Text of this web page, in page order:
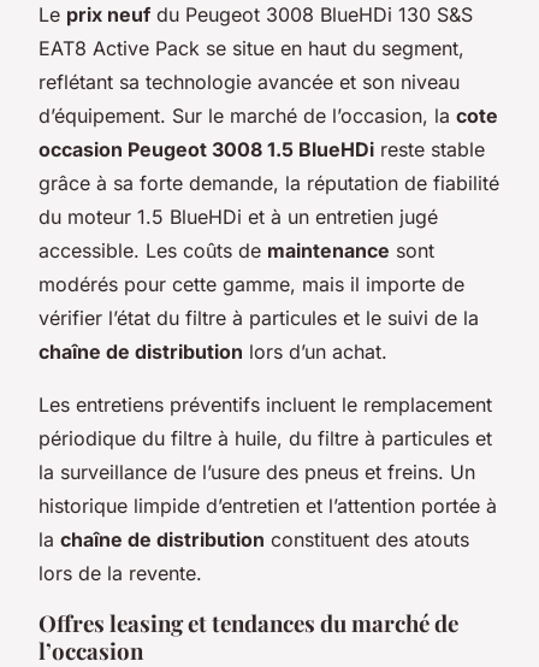
Le prix neuf du Peugeot 3008 BlueHDi 130 S&S
EAT8 Active Pack se situe en haut du segment,
reflétant sa technologie avancée et son niveau
d’équipement. Sur le marché de l’occasion, la cote
occasion Peugeot 3008 1.5 BlueHDi reste stable
grâce à sa forte demande, la réputation de fiabilité
du moteur 1.5 BlueHDi et à un entretien jugé
accessible. Les coûts de maintenance sont
modérés pour cette gamme, mais il importe de
vérifier l’état du filtre à particules et le suivi de la
chaîne de distribution lors d’un achat.
Les entretiens préventifs incluent le remplacement
périodique du filtre à huile, du filtre à particules et
la surveillance de l’usure des pneus et freins. Un
historique limpide d’entretien et l’attention portée à
la chaîne de distribution constituent des atouts
lors de la revente.
Offres leasing et tendances du marché de
l’occasion